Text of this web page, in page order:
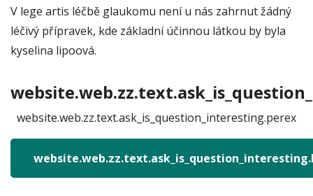
V lege artis léčbě glaukomu není u nás zahrnut žádný
léčivý přípravek, kde základní účinnou látkou by byla
kyselina lipoová.
website.web.zz.text.ask_is_question_interesting.perex